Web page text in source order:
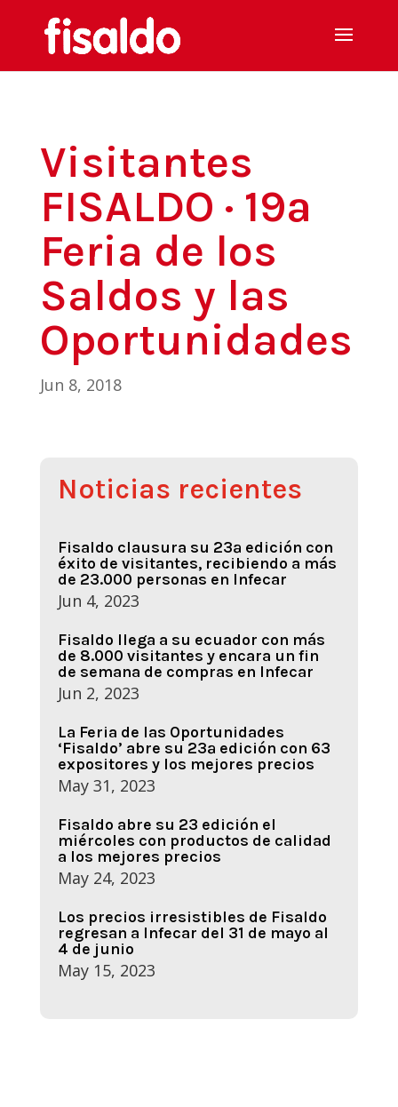
Visitantes
FISALDO · 19ª
Feria de los
Saldos y las
Oportunidades
Jun 8, 2018
Noticias recientes
Fisaldo clausura su 23ª edición con
éxito de visitantes, recibiendo a más
de 23.000 personas en Infecar
Jun 4, 2023
Fisaldo llega a su ecuador con más
de 8.000 visitantes y encara un fin
de semana de compras en Infecar
Jun 2, 2023
La Feria de las Oportunidades
‘Fisaldo’ abre su 23ª edición con 63
expositores y los mejores precios
May 31, 2023
Fisaldo abre su 23 edición el
miércoles con productos de calidad
a los mejores precios
May 24, 2023
Los precios irresistibles de Fisaldo
regresan a Infecar del 31 de mayo al
4 de junio
May 15, 2023